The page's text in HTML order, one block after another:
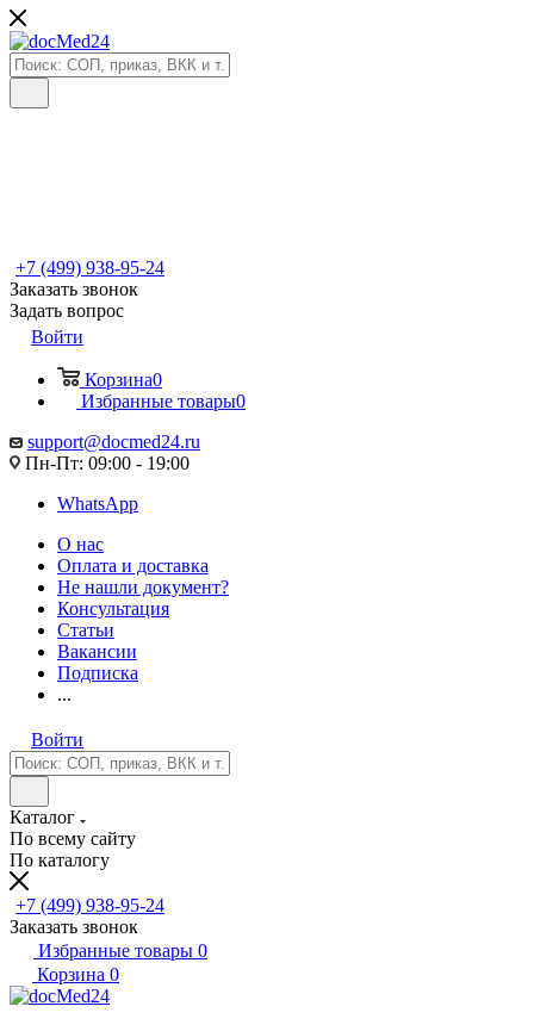
+7 (499) 938-95-24
Заказать звонок
Задать вопрос
Войти
Корзина0
Избранные товары0
support@docmed24.ru
Пн-Пт: 09:00 - 19:00
WhatsApp
О нас
Оплата и доставка
Не нашли документ?
Консультация
Статьи
Вакансии
Подписка
...
Войти
Каталог
По всему сайту
По каталогу
+7 (499) 938-95-24
Заказать звонок
Избранные товары 0
Корзина 0